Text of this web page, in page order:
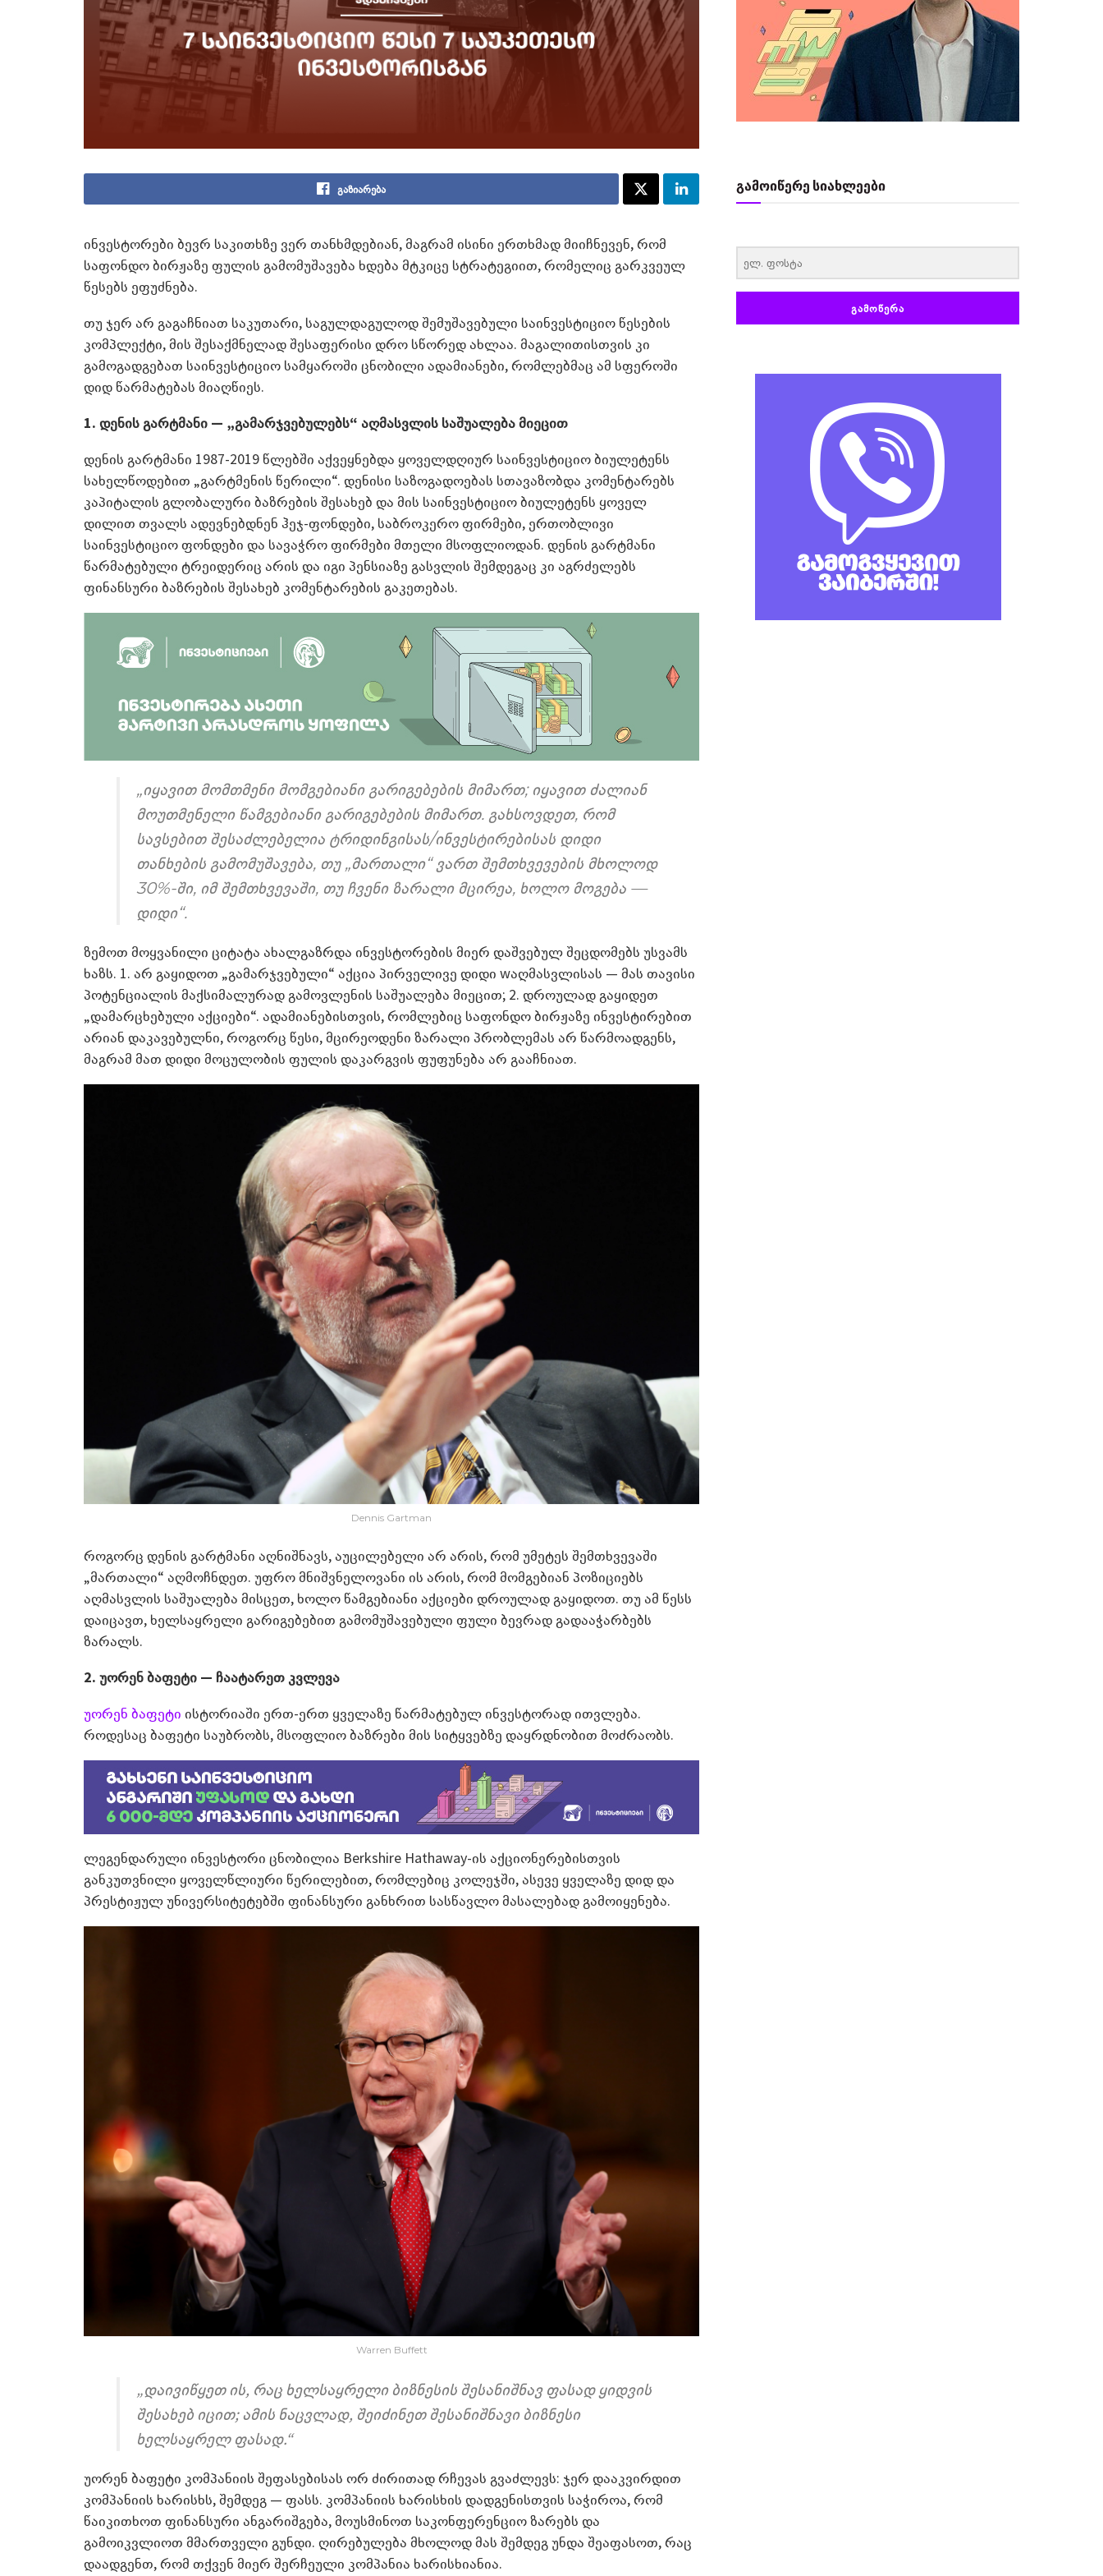
გაზიარება
ინვესტორები ბევრ საკითხზე ვერ თანხმდებიან, მაგრამ ისინი ერთხმად მიიჩნევენ, რომ
საფონდო ბირჟაზე ფულის გამომუშავება ხდება მტკიცე სტრატეგიით, რომელიც გარკვეულ
წესებს ეფუძნება.
თუ ჯერ არ გაგაჩნიათ საკუთარი, საგულდაგულოდ შემუშავებული საინვესტიციო წესების
კომპლექტი, მის შესაქმნელად შესაფერისი დრო სწორედ ახლაა. მაგალითისთვის კი
გამოგადგებათ საინვესტიციო სამყაროში ცნობილი ადამიანები, რომლებმაც ამ სფეროში
დიდ წარმატებას მიაღწიეს.
1. დენის გარტმანი — „გამარჯვებულებს“ აღმასვლის საშუალება მიეცით
დენის გარტმანი 1987-2019 წლებში აქვეყნებდა ყოველდღიურ საინვესტიციო ბიულეტენს
სახელწოდებით „გარტმენის წერილი“. დენისი საზოგადოებას სთავაზობდა კომენტარებს
კაპიტალის გლობალური ბაზრების შესახებ და მის საინვესტიციო ბიულეტენს ყოველ
დილით თვალს ადევნებდნენ ჰეჯ-ფონდები, საბროკერო ფირმები, ერთობლივი
საინვესტიციო ფონდები და სავაჭრო ფირმები მთელი მსოფლიოდან. დენის გარტმანი
წარმატებული ტრეიდერიც არის და იგი პენსიაზე გასვლის შემდეგაც კი აგრძელებს
ფინანსური ბაზრების შესახებ კომენტარების გაკეთებას.
„იყავით მომთმენი მომგებიანი გარიგებების მიმართ; იყავით ძალიან
მოუთმენელი წამგებიანი გარიგებების მიმართ. გახსოვდეთ, რომ
სავსებით შესაძლებელია ტრიდინგისას/ინვესტირებისას დიდი
თანხების გამომუშავება, თუ „მართალი“ ვართ შემთხვევების მხოლოდ
30%-ში, იმ შემთხვევაში, თუ ჩვენი ზარალი მცირეა, ხოლო მოგება —
დიდი“.
ზემოთ მოყვანილი ციტატა ახალგაზრდა ინვესტორების მიერ დაშვებულ შეცდომებს უსვამს
ხაზს. 1. არ გაყიდოთ „გამარჯვებული“ აქცია პირველივე დიდი wაღმასვლისას — მას თავისი
პოტენციალის მაქსიმალურად გამოვლენის საშუალება მიეცით; 2. დროულად გაყიდეთ
„დამარცხებული აქციები“. ადამიანებისთვის, რომლებიც საფონდო ბირჟაზე ინვესტირებით
არიან დაკავებულნი, როგორც წესი, მცირეოდენი ზარალი პრობლემას არ წარმოადგენს,
მაგრამ მათ დიდი მოცულობის ფულის დაკარგვის ფუფუნება არ გააჩნიათ.
Dennis Gartman
როგორც დენის გარტმანი აღნიშნავს, აუცილებელი არ არის, რომ უმეტეს შემთხვევაში
„მართალი“ აღმოჩნდეთ. უფრო მნიშვნელოვანი ის არის, რომ მომგებიან პოზიციებს
აღმასვლის საშუალება მისცეთ, ხოლო წამგებიანი აქციები დროულად გაყიდოთ. თუ ამ წესს
დაიცავთ, ხელსაყრელი გარიგებებით გამომუშავებული ფული ბევრად გადააჭარბებს
ზარალს.
2. უორენ ბაფეტი — ჩაატარეთ კვლევა
უორენ ბაფეტი ისტორიაში ერთ-ერთ ყველაზე წარმატებულ ინვესტორად ითვლება.
როდესაც ბაფეტი საუბრობს, მსოფლიო ბაზრები მის სიტყვებზე დაყრდნობით მოძრაობს.
ლეგენდარული ინვესტორი ცნობილია Berkshire Hathaway-ის აქციონერებისთვის
განკუთვნილი ყოველწლიური წერილებით, რომლებიც კოლეჯში, ასევე ყველაზე დიდ და
პრესტიჟულ უნივერსიტეტებში ფინანსური განხრით სასწავლო მასალებად გამოიყენება.
Warren Buffett
„დაივიწყეთ ის, რაც ხელსაყრელი ბიზნესის შესანიშნავ ფასად ყიდვის
შესახებ იცით; ამის ნაცვლად, შეიძინეთ შესანიშნავი ბიზნესი
ხელსაყრელ ფასად.“
უორენ ბაფეტი კომპანიის შეფასებისას ორ ძირითად რჩევას გვაძლევს: ჯერ დააკვირდით
კომპანიის ხარისხს, შემდეგ — ფასს. კომპანიის ხარისხის დადგენისთვის საჭიროა, რომ
წაიკითხოთ ფინანსური ანგარიშგება, მოუსმინოთ საკონფერენციო ზარებს და
გამოიკვლიოთ მმართველი გუნდი. ღირებულება მხოლოდ მას შემდეგ უნდა შეაფასოთ, რაც
დაადგენთ, რომ თქვენ მიერ შერჩეული კომპანია ხარისხიანია.
გამოიწერე სიახლეები
ᲒᲐᲛᲝᲬᲔᲠᲐ